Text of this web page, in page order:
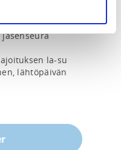
la-su
lähtöpäivän